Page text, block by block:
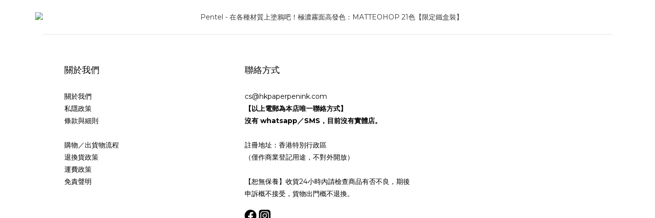
關於我們
關於我們
私隱政策
條款與細則
購物／出貨物流程
退換貨政策
運費政策
免責聲明
聯絡方式
cs@hkpaperpenink.com
【以上電郵為本店唯一聯絡方式】
沒有 whatsapp／SMS，目前沒有實體店。
註冊地址：香港特別行政區
（僅作商業登記用途，不對外開放）
【恕無保養】收貨24小時內請檢查商品有否不良，期後
申訴概不接受，貨物出門概不退換。